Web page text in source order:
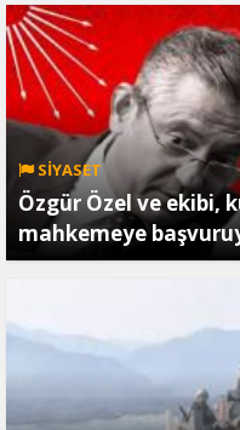
SİYASET
Özgür Özel ve ekibi,
mahkemeye